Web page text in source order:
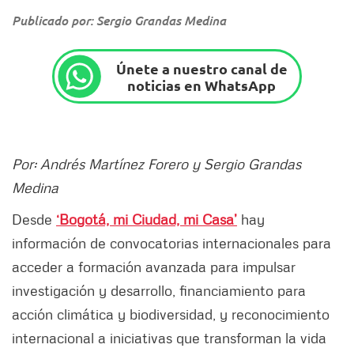
Publicado por: Sergio Grandas Medina
Únete a nuestro canal de
noticias en WhatsApp
Por: Andrés Martínez Forero y Sergio Grandas
Medina
Desde ‘Bogotá, mi Ciudad, mi Casa’ hay
información de convocatorias internacionales para
acceder a formación avanzada para impulsar
investigación y desarrollo, financiamiento para
acción climática y biodiversidad, y reconocimiento
internacional a iniciativas que transforman la vida